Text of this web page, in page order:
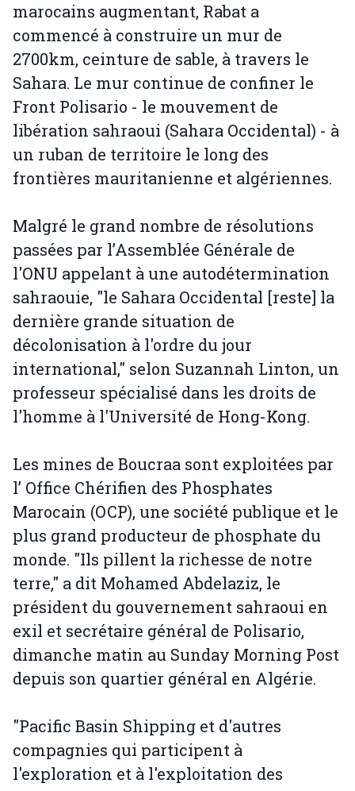
marocains augmentant, Rabat a
commencé à construire un mur de
2700km, ceinture de sable, à travers le
Sahara. Le mur continue de confiner le
Front Polisario - le mouvement de
libération sahraoui (Sahara Occidental) - à
un ruban de territoire le long des
frontières mauritanienne et algériennes.
Malgré le grand nombre de résolutions
passées par l’Assemblée Générale de
l'ONU appelant à une autodétermination
sahraouie, "le Sahara Occidental [reste] la
dernière grande situation de
décolonisation à l'ordre du jour
international," selon Suzannah Linton, un
professeur spécialisé dans les droits de
l'homme à l'Université de Hong-Kong.
Les mines de Boucraa sont exploitées par
l’ Office Chérifien des Phosphates
Marocain (OCP), une société publique et le
plus grand producteur de phosphate du
monde. "Ils pillent la richesse de notre
terre," a dit Mohamed Abdelaziz, le
président du gouvernement sahraoui en
exil et secrétaire général de Polisario,
dimanche matin au Sunday Morning Post
depuis son quartier général en Algérie.
"Pacific Basin Shipping et d'autres
compagnies qui participent à
l'exploration et à l'exploitation des